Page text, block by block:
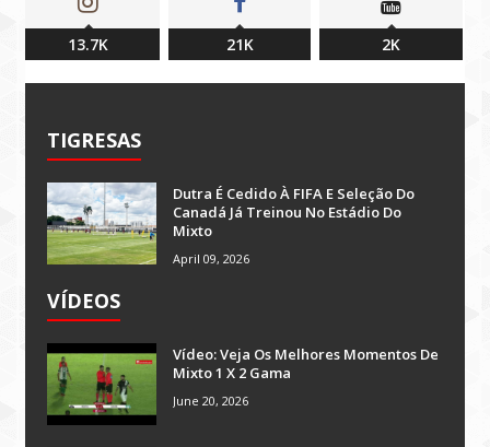
13.7K 21K 2K
TIGRESAS
Dutra É Cedido À FIFA E Seleção Do
Canadá Já Treinou No Estádio Do
Mixto
April 09, 2026
VÍDEOS
Vídeo: Veja Os Melhores Momentos De
Mixto 1 X 2 Gama
June 20, 2026